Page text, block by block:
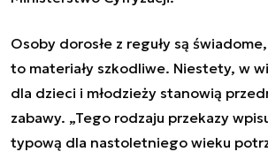
Osoby dorosłe z reguły są
to materiały szkodliwe. Niestety, w
dla dzieci i młodzieży stanowią
zabawy. „Tego rodzaju przekazy
typową dla nastoletniego wieku